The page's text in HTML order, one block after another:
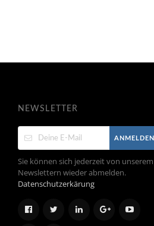
NEWSLETTER
ANMELDEN
Sie können sich jederzeit von unserem
Newslettern wieder abmelden.
Datenschutzerkärung